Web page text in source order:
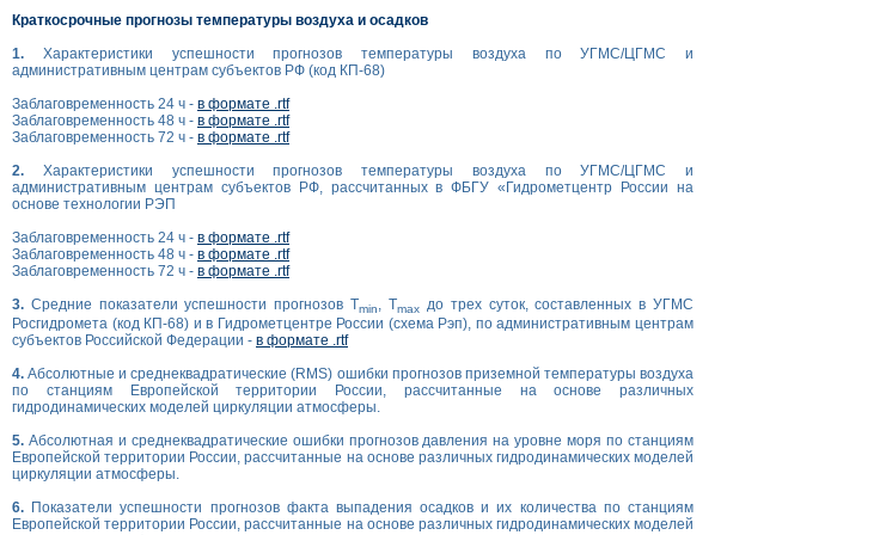
Краткосрочные прогнозы температуры воздуха и осадков
1. Характеристики успешности прогнозов температуры воздуха по УГМС/ЦГМС и
административным центрам субъектов РФ (код КП-68)
Заблаговременность 24 ч - в формате .rtf
Заблаговременность 48 ч - в формате .rtf
Заблаговременность 72 ч - в формате .rtf
2. Характеристики успешности прогнозов температуры воздуха по УГМС/ЦГМС и
административным центрам субъектов РФ, рассчитанных в ФБГУ «Гидрометцентр России на
основе технологии РЭП
Заблаговременность 24 ч - в формате .rtf
Заблаговременность 48 ч - в формате .rtf
Заблаговременность 72 ч - в формате .rtf
3. Средние показатели успешности прогнозов Tmin, Tmax до трех суток, составленных в УГМС
Росгидромета (код КП-68) и в Гидрометцентре России (схема Рэп), по административным центрам
субъектов Российской Федерации - в формате .rtf
4. Абсолютные и среднеквадратические (RMS) ошибки прогнозов приземной температуры воздуха
по станциям Европейской территории России, рассчитанные на основе различных
гидродинамических моделей циркуляции атмосферы.
5. Абсолютная и среднеквадратические ошибки прогнозов давления на уровне моря по станциям
Европейской территории России, рассчитанные на основе различных гидродинамических моделей
циркуляции атмосферы.
6. Показатели успешности прогнозов факта выпадения осадков и их количества по станциям
Европейской территории России, рассчитанные на основе различных гидродинамических моделей